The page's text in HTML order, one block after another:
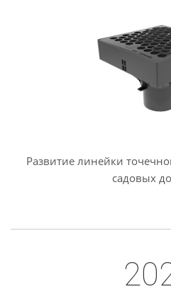
Развитие линейки
садовых